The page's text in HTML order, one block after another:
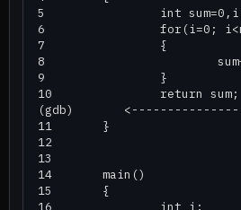
5                int
6                for(i=0;
7                {
8
9                }
10               return sum;
(gdb)       <--------------------
11       }
12
13
14       main()
15       {
16               int i;